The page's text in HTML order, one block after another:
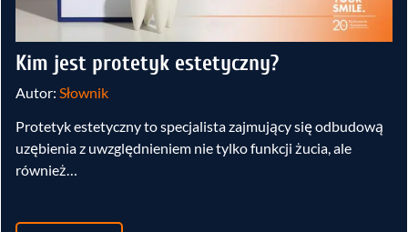
Kim jest protetyk estetyczny?
Autor: Słownik
Protetyk estetyczny to specjalista zajmujący się odbudową
uzębienia z uwzględnieniem nie tylko funkcji żucia, ale
również…